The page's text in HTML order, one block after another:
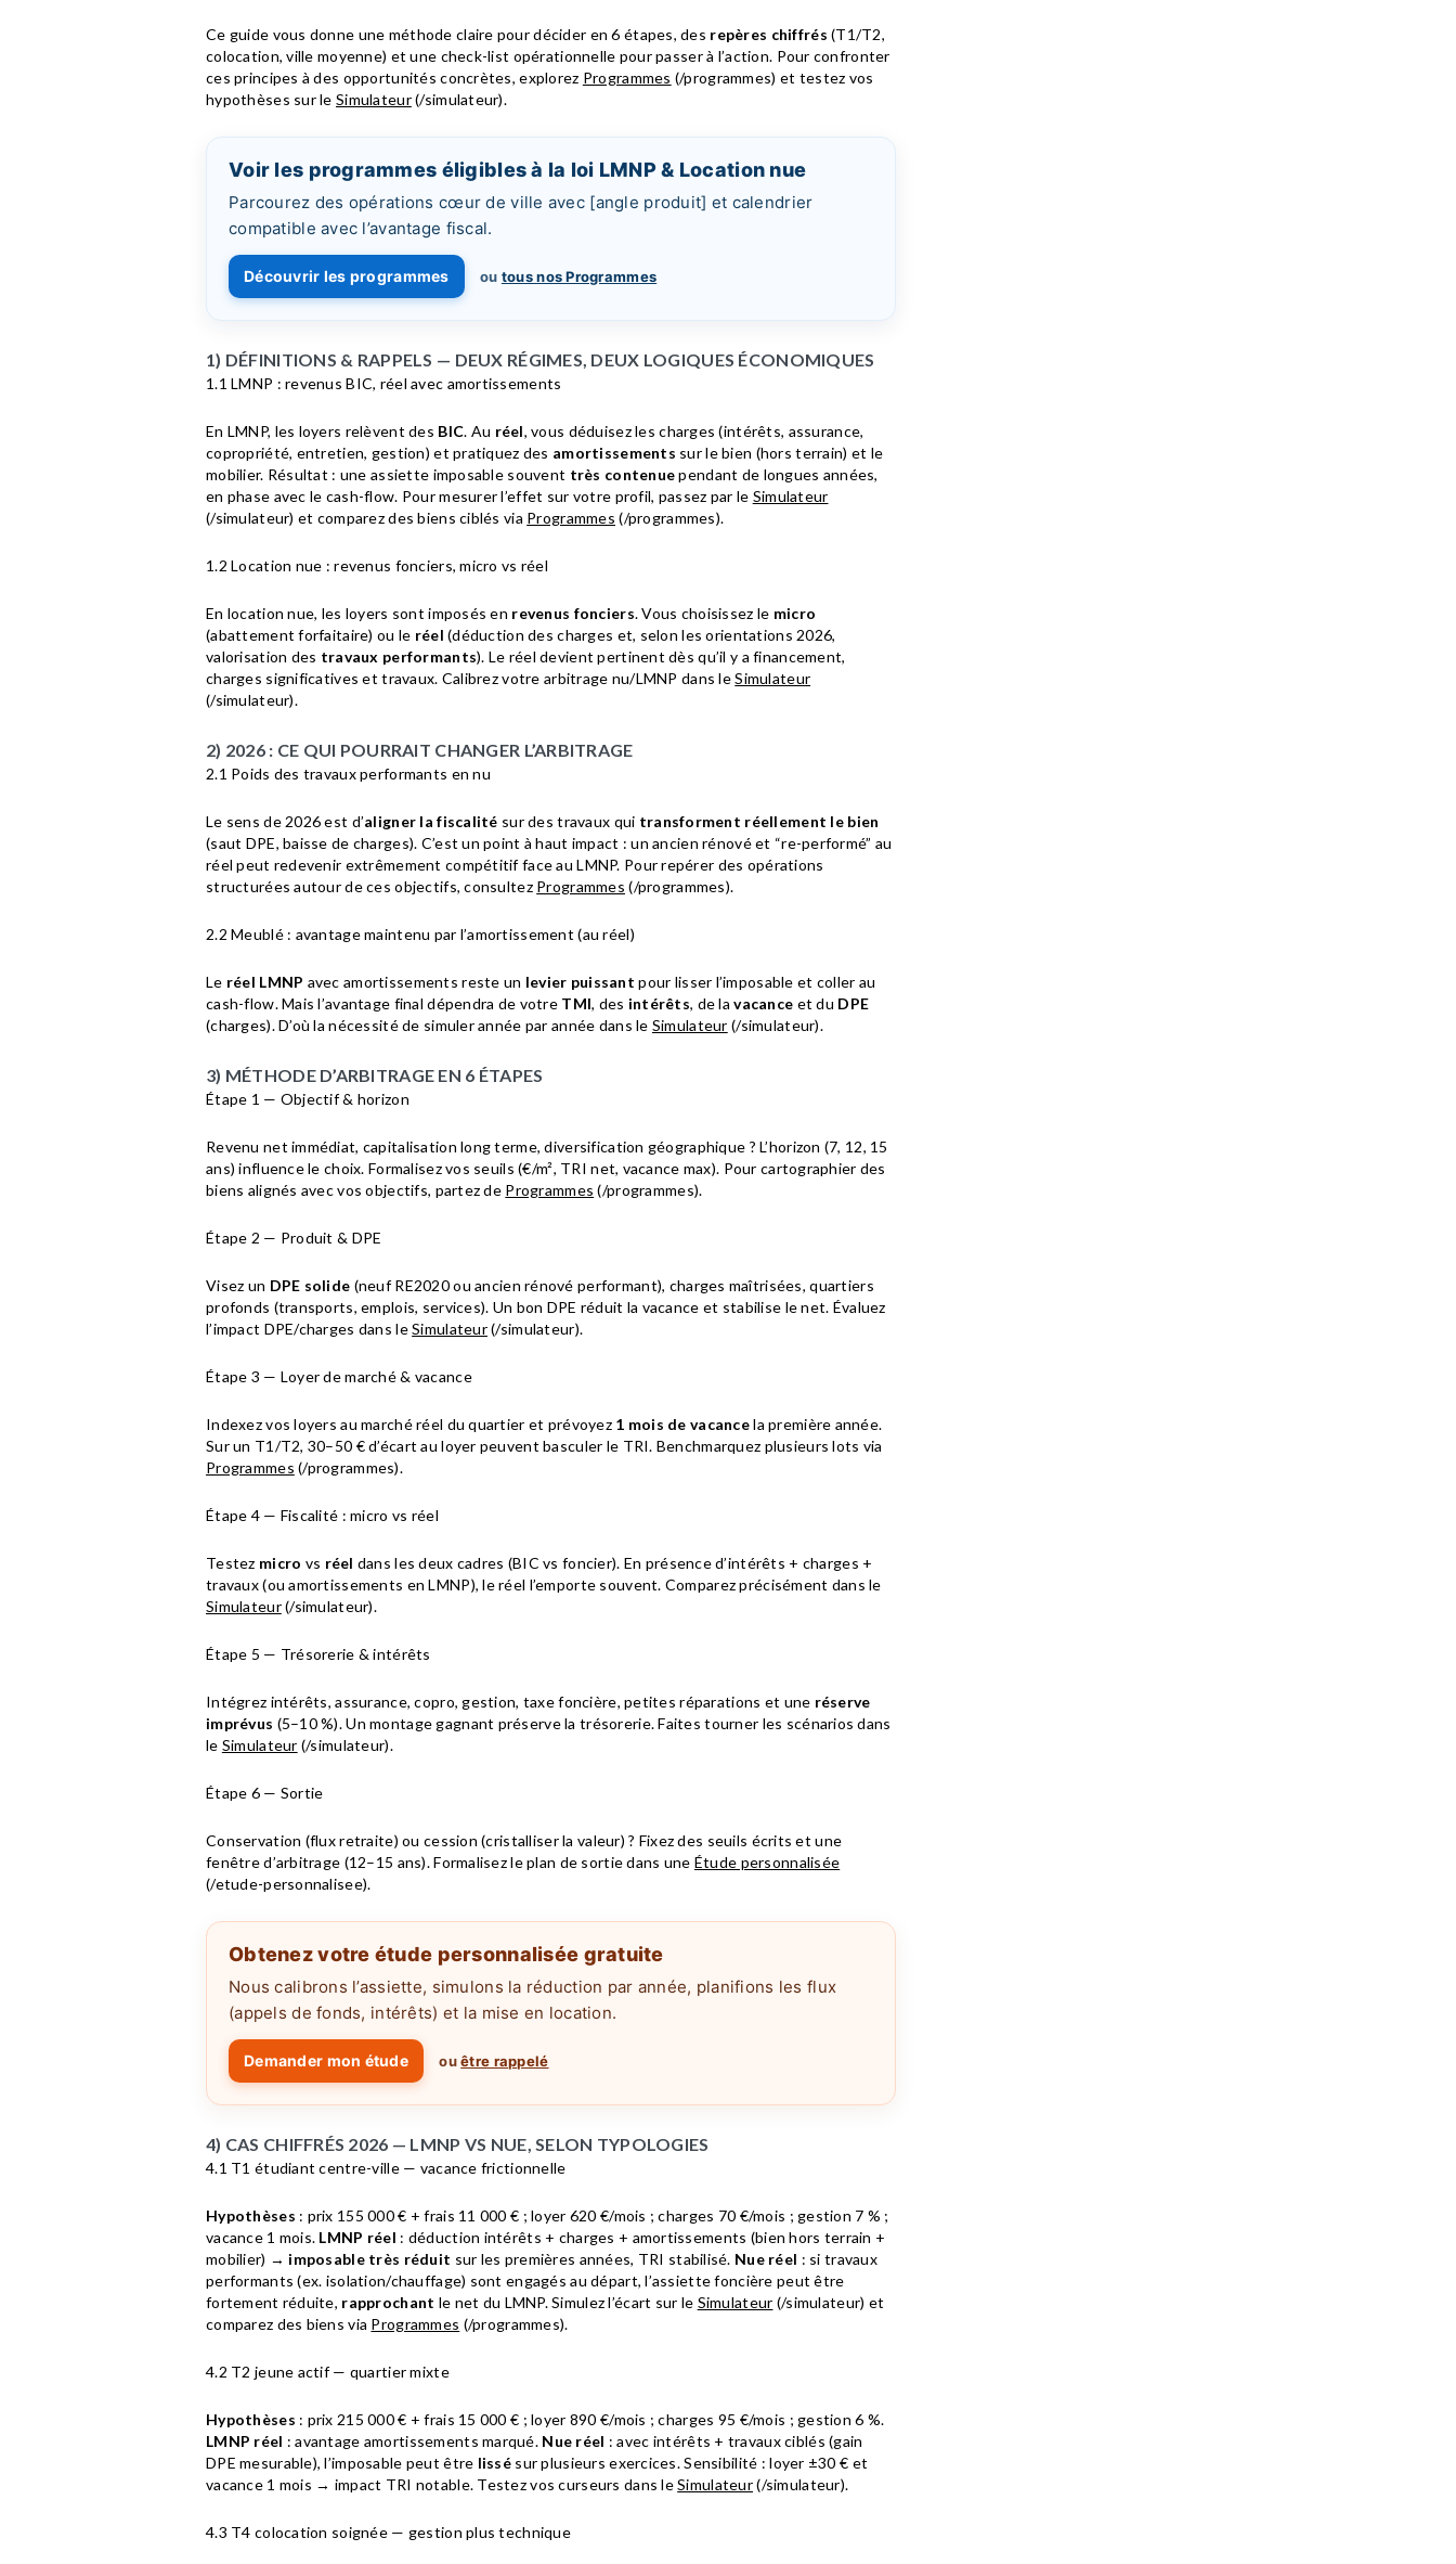
Ce guide vous donne une méthode claire pour décider en 6 étapes, des repères chiffrés (T1/T2,
colocation, ville moyenne) et une check-list opérationnelle pour passer à l’action. Pour confronter
ces principes à des opportunités concrètes, explorez Programmes (/programmes) et testez vos
hypothèses sur leSimulateur(/simulateur).
Voir les programmes éligibles à la loi LMNP & Location nue
Parcourez des opérations cœur de ville avec [angle produit] et calendrier
compatible avec l’avantage fiscal.
Découvrir les programmes ou tous nos Programmes
1) DÉFINITIONS & RAPPELS — DEUX RÉGIMES, DEUX LOGIQUES ÉCONOMIQUES
1.1 LMNP : revenus BIC, réel avec amortissements
En LMNP, les loyers relèvent des BIC. Au réel, vous déduisez les charges (intérêts, assurance,
copropriété, entretien, gestion) et pratiquez des amortissements sur le bien (hors terrain) et le
mobilier. Résultat : une assiette imposable souvent très contenuependant de longues années,
en phase avec le cash-flow. Pour mesurer l’effet sur votre profil, passez par le Simulateur
(/simulateur) et comparez des biens ciblés via Programmes (/programmes).
1.2 Location nue : revenus fonciers, micro vs réel
En location nue, les loyers sont imposés en revenus fonciers. Vous choisissez le micro
(abattement forfaitaire) ou le réel (déduction des charges et, selon les orientations 2026,
valorisation des travaux performants). Le réel devient pertinent dès qu’il y a financement,
charges significatives et travaux. Calibrez votre arbitrage nu/LMNP dans leSimulateur
(/simulateur).
2) 2026 : CE QUI POURRAIT CHANGER L’ARBITRAGE
2.1 Poids des travaux performants en nu
Le sens de 2026 est d’aligner la fiscalité sur des travaux qui transforment réellement le bien
(saut DPE, baisse de charges). C’est un point à haut impact : un ancien rénové et “re-performé” au
réel peut redevenir extrêmement compétitif face au LMNP. Pour repérer des opérations
structurées autour de ces objectifs, consultez Programmes (/programmes).
2.2 Meublé : avantage maintenu par l’amortissement (au réel)
Le réel LMNP avec amortissements reste un levier puissant pour lisser l’imposable et coller au
cash-flow. Mais l’avantage final dépendra de votre TMI, des intérêts, de lavacance et du DPE
(charges). D’où la nécessité de simuler année par année dans le Simulateur (/simulateur).
3) MÉTHODE D’ARBITRAGE EN 6 ÉTAPES
Étape 1 — Objectif & horizon
Revenu net immédiat, capitalisation long terme, diversification géographique ? L’horizon (7, 12, 15
ans) influence le choix. Formalisez vos seuils (€/m², TRI net, vacance max). Pour cartographier des
biens alignés avec vos objectifs, partez de Programmes (/programmes).
Étape 2 — Produit & DPE
Visez un DPE solide (neuf RE2020 ou ancien rénové performant), charges maîtrisées, quartiers
profonds (transports, emplois, services). Un bon DPE réduit la vacance et stabilise le net. Évaluez
l’impact DPE/charges dans leSimulateur(/simulateur).
Étape 3 — Loyer de marché & vacance
Indexez vos loyers au marché réel du quartier et prévoyez 1 mois de vacancela première année.
Sur un T1/T2, 30–50 € d’écart au loyer peuvent basculer le TRI. Benchmarquez plusieurs lots via
Programmes (/programmes).
Étape 4 — Fiscalité : micro vs réel
Testez micro vs réel dans les deux cadres (BIC vs foncier). En présence d’intérêts + charges +
travaux (ou amortissements en LMNP), le réel l’emporte souvent. Comparez précisément dans le
Simulateur(/simulateur).
Étape 5 — Trésorerie & intérêts
Intégrez intérêts, assurance, copro, gestion, taxe foncière, petites réparations et une réserve
imprévus (5–10 %). Un montage gagnant préserve la trésorerie. Faites tourner les scénarios dans
le Simulateur (/simulateur).
Étape 6 — Sortie
Conservation (flux retraite) ou cession (cristalliser la valeur) ? Fixez des seuils écrits et une
fenêtre d’arbitrage (12–15 ans). Formalisez le plan de sortie dans une Étude personnalisée
(/etude-personnalisee).
Obtenez votre étude personnalisée gratuite
Nous calibrons l’assiette, simulons la réduction par année, planifions les flux
(appels de fonds, intérêts) et la mise en location.
Demander mon étude ouêtre rappelé
4) CAS CHIFFRÉS 2026 — LMNP VS NUE, SELON TYPOLOGIES
4.1 T1 étudiant centre-ville — vacance frictionnelle
Hypothèses : prix 155 000 € + frais 11 000 € ; loyer 620 €/mois ; charges 70 €/mois ; gestion 7 % ;
vacance 1 mois. LMNP réel : déduction intérêts + charges + amortissements (bien hors terrain +
mobilier) → imposable très réduit sur les premières années, TRI stabilisé. Nue réel : si travaux
performants (ex. isolation/chauffage) sont engagés au départ, l’assiette foncière peut être
fortement réduite, rapprochant le net du LMNP. Simulez l’écart sur le Simulateur (/simulateur) et
comparez des biens via Programmes (/programmes).
4.2 T2 jeune actif — quartier mixte
Hypothèses : prix 215 000 € + frais 15 000 € ; loyer 890 €/mois ; charges 95 €/mois ; gestion 6 %.
LMNP réel : avantage amortissements marqué. Nue réel : avec intérêts + travaux ciblés (gain
DPE mesurable), l’imposable peut être lissé sur plusieurs exercices. Sensibilité : loyer ±30 € et
vacance 1 mois → impact TRI notable. Testez vos curseurs dans leSimulateur(/simulateur).
4.3 T4 colocation soignée — gestion plus technique